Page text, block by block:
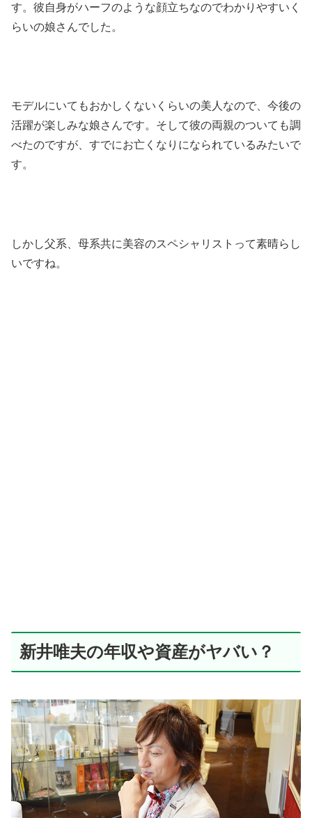
す。彼自身がハーフのような顔立ちなのでわかりやすいく
らいの娘さんでした。
モデルにいてもおかしくないくらいの美人なので、今後の
活躍が楽しみな娘さんです。そして彼の両親のついても調
べたのですが、すでにお亡くなりになられているみたいで
す。
しかし父系、母系共に美容のスペシャリストって素晴らし
いですね。
新井唯夫の年収や資産がヤバい？